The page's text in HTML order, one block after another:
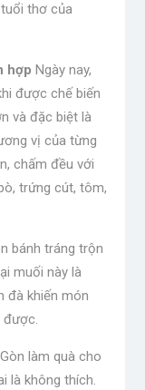
thơ của
hợp Ngày nay,
được chế biến
và đặc biệt là
vị của từng
chấm đều với
trứng cút, tôm,
bánh tráng trộn
muối này là
đà khiến món
được.
làm quà cho
là không thích.